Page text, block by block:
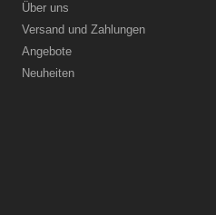
Über uns
Versand und Zahlungen
Angebote
Neuheiten